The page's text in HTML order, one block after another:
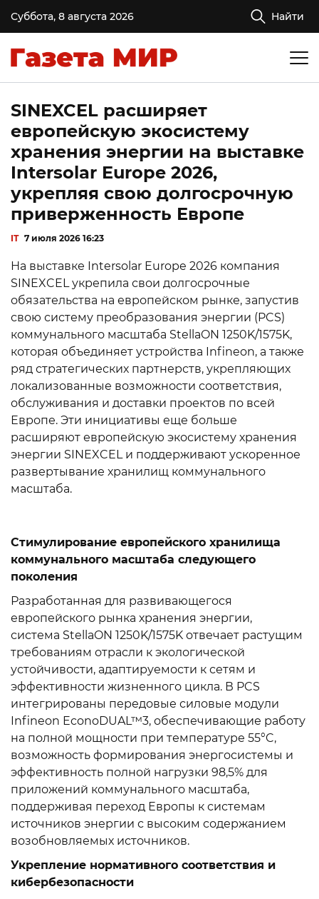
Суббота, 8 августа 2026 Найти
SINEXCEL расширяет
европейскую экосистему
хранения энергии на выставке
Intersolar Europe 2026,
укрепляя свою долгосрочную
приверженность Европе
IT 7 июля 2026 16:23
На выставке Intersolar Europe 2026 компания
SINEXCEL укрепила свои долгосрочные
обязательства на европейском рынке, запустив
свою систему преобразования энергии (PCS)
коммунального масштаба StellaON 1250K/1575K,
которая объединяет устройства Infineon, а также
ряд стратегических партнерств, укрепляющих
локализованные возможности соответствия,
обслуживания и доставки проектов по всей
Европе. Эти инициативы еще больше
расширяют европейскую экосистему хранения
энергии SINEXCEL и поддерживают ускоренное
развертывание хранилищ коммунального
масштаба.
Стимулирование европейского хранилища
коммунального масштаба следующего
поколения
Разработанная для развивающегося
европейского рынка хранения энергии,
система StellaON 1250K/1575K отвечает растущим
требованиям отрасли к экологической
устойчивости, адаптируемости к сетям и
эффективности жизненного цикла. В PCS
интегрированы передовые силовые модули
Infineon EconoDUAL™3, обеспечивающие работу
на полной мощности при температуре 55°C,
возможность формирования энергосистемы и
эффективность полной нагрузки 98,5% для
приложений коммунального масштаба,
поддерживая переход Европы к системам
источников энергии с высоким содержанием
возобновляемых источников.
Укрепление нормативного соответствия и
кибербезопасности